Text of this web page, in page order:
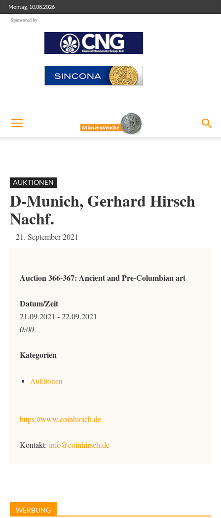
Montag, 10.08.2026
Sponsored by
AUKTIONEN
D-Munich, Gerhard Hirsch
Nachf.
21. September 2021
Auction 366-367: Ancient and Pre-Columbian art
Datum/Zeit
21.09.2021 - 22.09.2021
0:00
Kategorien
Auktionen
https://www.coinhirsch.de
Kontakt: info@coinhirsch.de
WERBUNG